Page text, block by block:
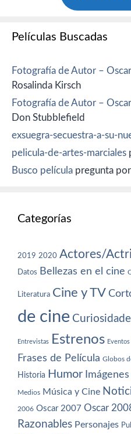
Películas Buscadas
Fotografía de Autor –
Rosalinda Kirsch
Fotografía de Autor –
Don Stubblefield
exsuegra-secuestra-a-su-
pelicula-de-artes-marciales
Busco película pregunta
Categorías
2019 2020 Actores/
Datos Bellezas en el cine
Literatura Cine y TV
de cine
Entrevistas Estrenos Eventos
Frases de Película Globos
Historia Humor
Medios Música y Cine
2006 Oscar 2007 Oscar
Razonables Personajes